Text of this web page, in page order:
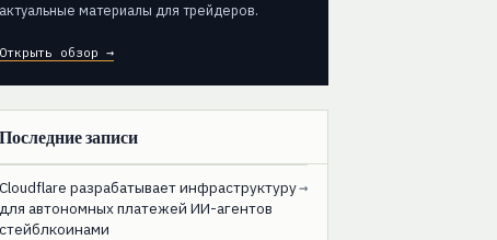
актуальные материалы для трейдеров.
Открыть обзор →
Последние записи
Cloudflare разрабатывает инфраструктуру
для автономных платежей ИИ-агентов
стейблкоинами
→